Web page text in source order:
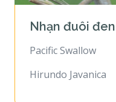
Nhạn đuôi đen
Pacific Swallow
Hirundo Javanica